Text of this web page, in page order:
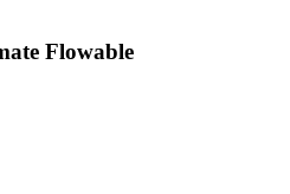
Flowable